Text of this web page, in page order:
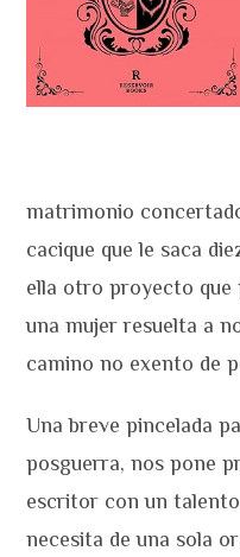
matrimonio
cacique que le saca
ella otro proyecto que
una mujer resuelta a
camino no exento de
Una breve pincelada
posguerra, nos pone
escritor con un
necesita de una sola